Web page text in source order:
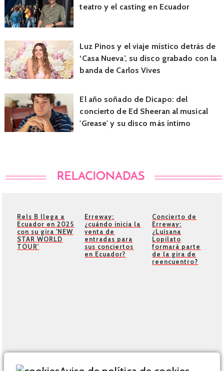
teatro y el casting en Ecuador
Luz Pinos y el viaje místico detrás de
‘Casa Nueva’, su disco grabado con la
banda de Carlos Vives
El año soñado de Dicapo: del
concierto de Ed Sheeran al musical
'Grease' y su disco más íntimo
Rels B llega a
Ecuador en 2025
con su gira 'NEW
STAR WORLD
TOUR'
Erreway:
¿cuándo inicia la
venta de
entradas para
sus conciertos
en Ecuador?
Concierto de
Erreway:
¿Luisana
Lopilato
formará parte
de la gira de
reencuentro?